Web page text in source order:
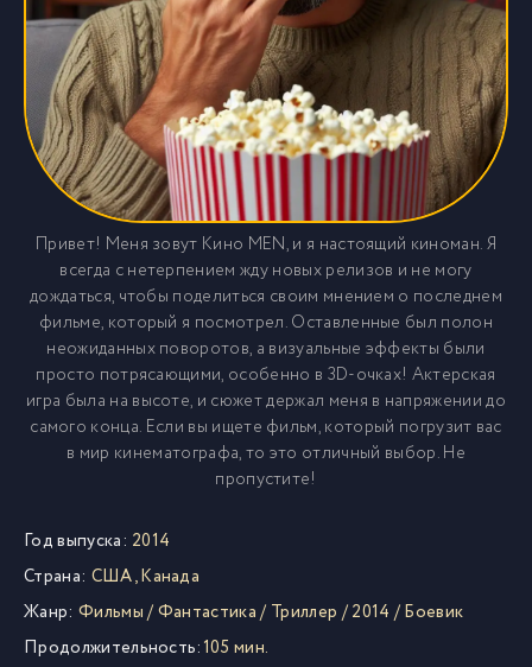
Привет! Меня зовут Кино MEN, и я настоящий киноман. Я
всегда с нетерпением жду новых релизов и не могу
дождаться, чтобы поделиться своим мнением о последнем
фильме, который я посмотрел. Оставленные был полон
неожиданных поворотов, а визуальные эффекты были
просто потрясающими, особенно в 3D-очках! Актерская
игра была на высоте, и сюжет держал меня в напряжении до
самого конца. Если вы ищете фильм, который погрузит вас
в мир кинематографа, то это отличный выбор. Не
пропустите!
Год выпуска: 2014
Страна: США,Канада
Жанр: Фильмы/Фантастика/ Триллер /2014 /Боевик
Продолжительность:105 мин.